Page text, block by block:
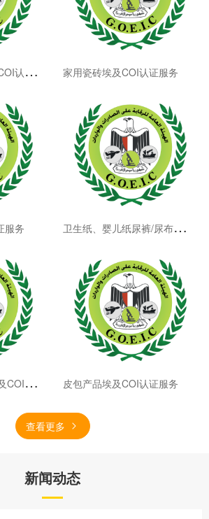
卫
生洁具和浴缸埃及COI认证服务 家用瓷砖埃及COI认证服务
服务 卫
生纸、婴儿纸尿裤/尿布埃及COI认证服务
餐
具、厨具和器皿埃及COI认证服务 皮包产品埃及COI认证服务
查看更多
新闻动态